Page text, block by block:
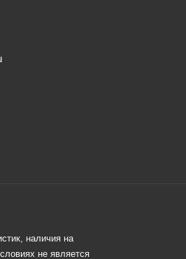
наличия на
не является